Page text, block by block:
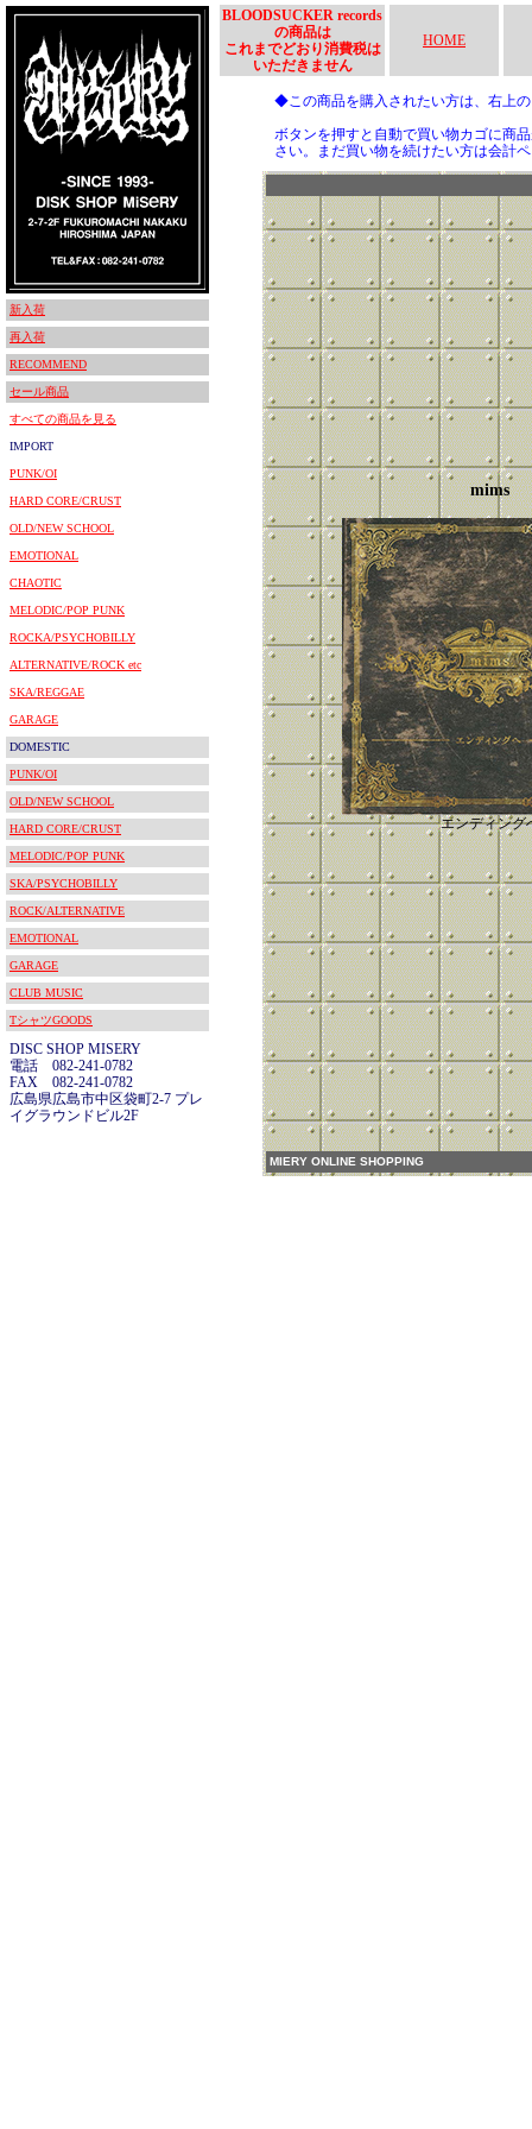
新入荷
再入荷
RECOMMEND
セール商品
すべての商品を見る
IMPORT
PUNK/OI
HARD CORE/CRUST
OLD/NEW SCHOOL
EMOTIONAL
CHAOTIC
MELODIC/POP PUNK
ROCKA/PSYCHOBILLY
ALTERNATIVE/ROCK etc
SKA/REGGAE
GARAGE
DOMESTIC
PUNK/OI
OLD/NEW SCHOOL
HARD CORE/CRUST
MELODIC/POP PUNK
SKA/PSYCHOBILLY
ROCK/ALTERNATIVE
EMOTIONAL
GARAGE
CLUB MUSIC
TシャツGOODS
DISC SHOP MISERY
電話 082-241-0782
FAX 082-241-0782
広島県広島市中区袋町2-7 プレ
イグラウンドビル2F
BLOODSUCKER records
の商品は
これまでどおり消費税は
いただきません
HOME
◆この商品を購入されたい方は、右上
ボタンを押すと自動で買い物カゴに商
さい。まだ買い物を続けたい方は会計
mims
エンディング
MIERY ONLINE SHOPPING